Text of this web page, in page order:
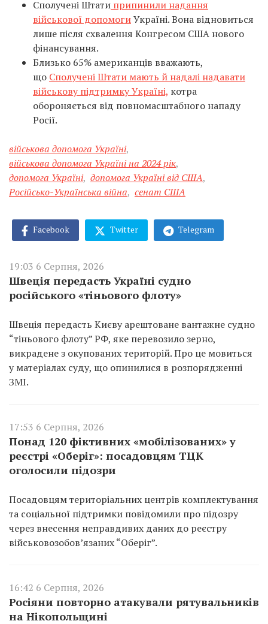
Сполучені Штати припинили надання
військової допомогиУкраїні. Вона відновиться
лише після схвалення Конгресом США нового
фінансування.
Близько 65% американців вважають,
що Сполучені Штати мають й надалі надавати
військову підтримку Україні, котра
обороняється від повномасштабного нападу
Росії.
військова допомога Україні,
військова допомога Україні на 2024 рік,
допомога Україні, допомога Україні від США,
Російсько-Українська війна, сенат США
Facebook Twitter Telegram
19:03 6 Серпня, 2026
Швеція передасть Україні судно
російського «тіньового флоту»
Швеція передасть Києву арештоване вантажне судно
“тіньового флоту” РФ, яке перевозило зерно,
викрадене з окупованих територій. Про це мовиться
у матеріалах суду, що опинилися в розпорядженні
ЗМІ.
17:53 6 Серпня, 2026
Понад 120 фіктивних «мобілізованих» у
реєстрі «Оберіг»: посадовцям ТЦК
оголосили підозри
Посадовцям територіальних центрів комплектування
та соціальної підтримки повідомили про підозру
через внесення неправдивих даних до реєстру
військовозобов’язаних “Оберіг”.
16:42 6 Серпня, 2026
Росіяни повторно атакували рятувальників
на Нікопольщині